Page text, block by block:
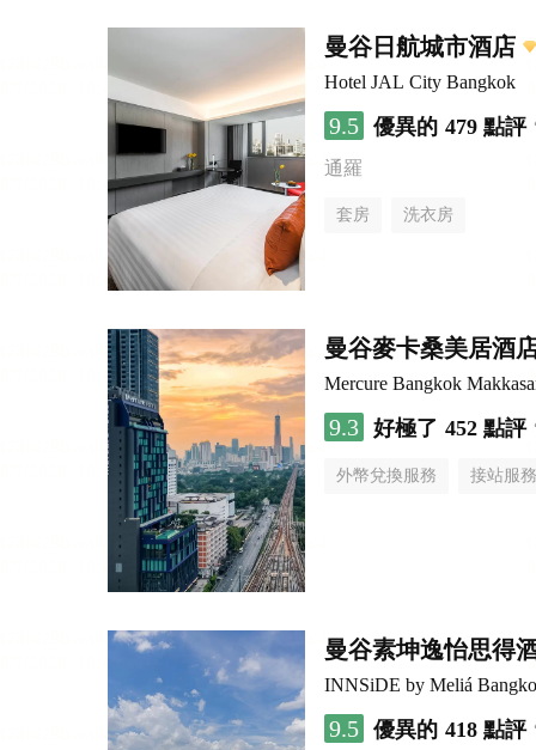
曼谷日航城市酒店
Hotel JAL City Bangkok
9.5 優異的 479 點評
通羅
套房 洗衣房
曼谷麥卡桑美居酒
Mercure Bangkok
9.3 好極了 452 點評
外幣兌換服務 接站服務
曼谷素坤逸怡思得
INNSiDE by Meliá
9.5 優異的 418 點評